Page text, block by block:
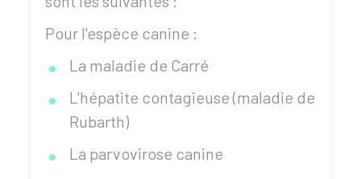
Pour l'espèce canine :
La maladie de Carré
L'hépatite contagieuse (maladie de
Rubarth)
La parvovirose canine